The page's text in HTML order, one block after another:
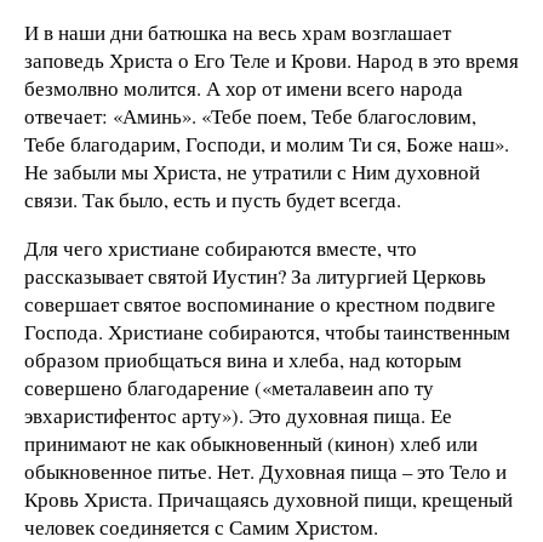
И в наши дни батюшка на весь храм возглашает
заповедь Христа о Его Теле и Крови. Народ в это время
безмолвно молится. А хор от имени всего народа
отвечает: «Аминь». «Тебе поем, Тебе благословим,
Тебе благодарим, Господи, и молим Ти ся, Боже наш».
Не забыли мы Христа, не утратили с Ним духовной
связи. Так было, есть и пусть будет всегда.
Для чего христиане собираются вместе, что
рассказывает святой Иустин? За литургией Церковь
совершает святое воспоминание о крестном подвиге
Господа. Христиане собираются, чтобы таинственным
образом приобщаться вина и хлеба, над которым
совершено благодарение («металавеин апо ту
эвхаристифентос арту»). Это духовная пища. Ее
принимают не как обыкновенный (кинон) хлеб или
обыкновенное питье. Нет. Духовная пища – это Тело и
Кровь Христа. Причащаясь духовной пищи, крещеный
человек соединяется с Самим Христом.